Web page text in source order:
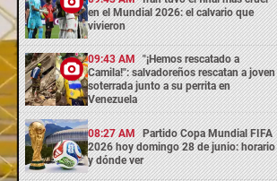
en el Mundial 2026: el calvario que
vivieron
09:43 AM "¡Hemos rescatado a
Camila!": salvadoreños rescatan a joven
soterrada junto a su perrita en
Venezuela
08:27 AM Partido Copa Mundial FIFA
2026 hoy domingo 28 de junio: horario
y dónde ver